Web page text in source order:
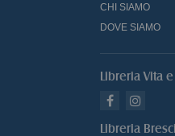
CHI SIAMO
DOVE SIAMO
Libreria Vita
Libreria